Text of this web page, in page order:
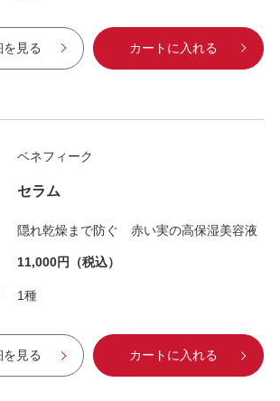
を見る カートに入れる
ベネフィーク
セラム
隠れ乾燥まで防ぐ 赤い実の高保湿美容液
11,000円 （税込）
1種
を見る カートに入れる